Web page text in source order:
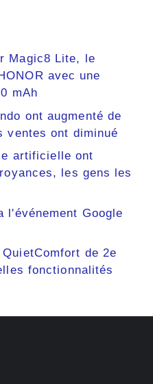
Magic8 Lite, le
avec une
mAh
ont augmenté de
ventes ont diminué
artificielle ont
les gens les
l'événement Google
de 2e
fonctionnalités